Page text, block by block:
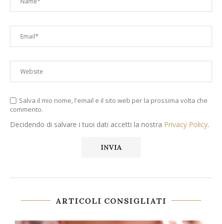
Salva il mio nome, l'email e il sito web per la prossima volta che
commento.
Decidendo di salvare i tuoi dati accetti la nostra Privacy Policy.
ARTICOLI CONSIGLIATI